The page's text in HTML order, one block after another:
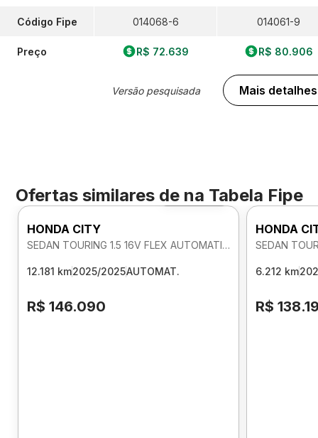
Código Fipe
Preço
014068-6
R$ 72.639
Versão pesquisada
014061-9
R$ 80.906
Mais detalhes
Ofertas similares de na Tabela Fipe
Foto 360º
HONDA CITY
SEDAN TOURING 1.5 16V FLEX AUTOMATICO
12.181 km2025/2025AUTOMAT.
R$ 146.090
HONDA
6.212 km
R$